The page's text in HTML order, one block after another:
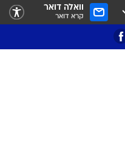
וואלה דואר
קרא דואר